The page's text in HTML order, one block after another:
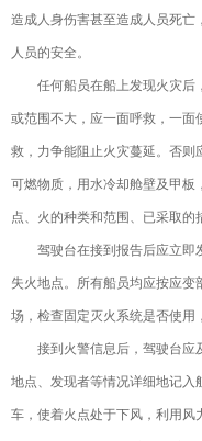
造成人身伤害甚至造成人员死亡
人员的安全。
任何船员在船上发现火灾后
或范围不大，应一面呼救，一面
救，力争能阻止火灾蔓延。否则
可燃物质，用水冷却舱壁及甲板
点、火的种类和范围、已采取的
驾驶台在接到报告后应立即
失火地点。所有船员均应按应
场，检查固定灭火系统是否使用
接到火警信息后，驾驶台应及
地点、发现者等情况详细地记入
车，使着火点处于下风，利用风